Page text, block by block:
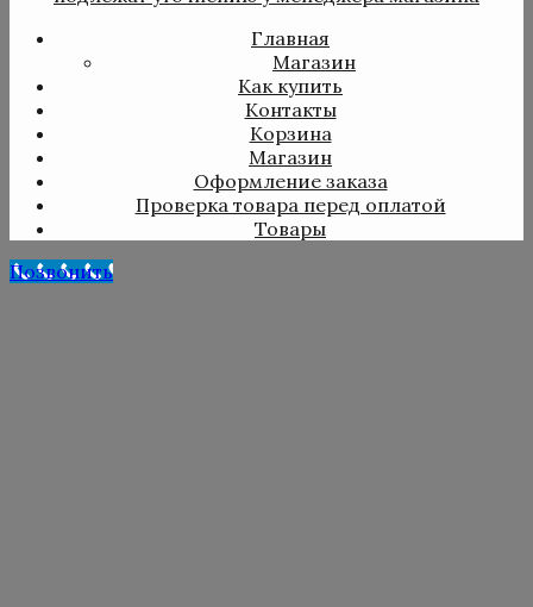
Главная
Магазин
Как купить
Контакты
Корзина
Магазин
Оформление заказа
Проверка товара перед оплатой
Товары
Позвонить